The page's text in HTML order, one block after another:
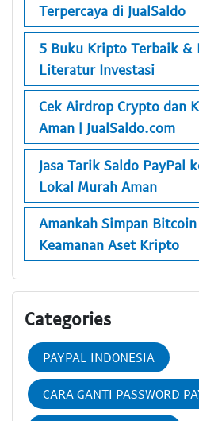
Terpercaya di JualSaldo
5 Buku Kripto Terbaik &
Literatur Investasi
Cek Airdrop Crypto dan
Aman | JualSaldo.com
Jasa Tarik Saldo PayPal
Lokal Murah Aman
Amankah Simpan
Keamanan Aset Kripto
Categories
PAYPAL INDONESIA
CARA GANTI PASSWORD